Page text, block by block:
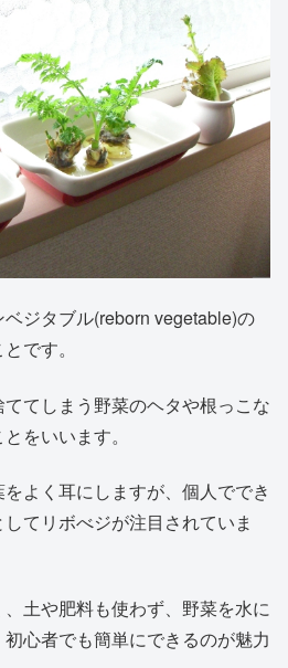
ジタブル(reborn vegetable)の
です。
てしまう野菜のヘタや根っこな
をいいます。
よく耳にしますが、個人ででき
てリボべジが注目されていま
土や肥料も使わず、野菜を水に
心者でも簡単にできるのが魅力